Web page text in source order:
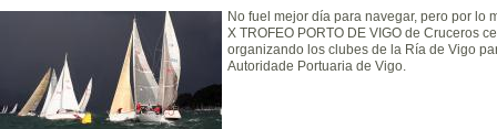
No fuel mejor día para navegar, pero por lo
X TROFEO PORTO DE VIGO de Cruceros
organizando los clubes de la Ría de Vigo
Autoridade Portuaria de Vigo.